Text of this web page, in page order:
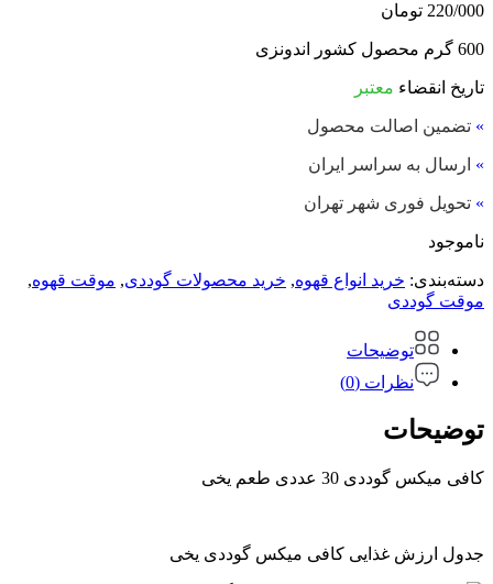
220/000 تومان
600 گرم محصول کشور اندونزی
تاریخ انقضاء معتبر
» تضمین اصالت محصول
» ارسال به سراسر ایران
» تحویل فوری شهر تهران
ناموجود
دسته‌بندی: خرید انواع قهوه, خرید محصولات گوددی, موقت قهوه,
موقت گوددی
توضیحات
نظرات (0)
توضیحات
کافی میکس گوددی 30 عددی طعم یخی
جدول ارزش غذایی کافی میکس گوددی یخی